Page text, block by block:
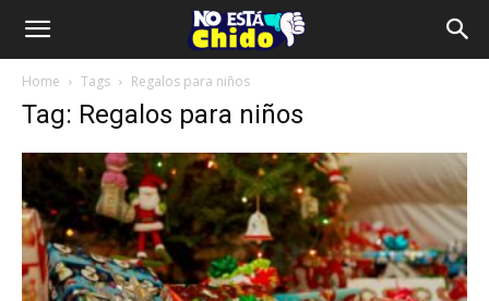
Home Tags Regalos para niños
Tag: Regalos para niños